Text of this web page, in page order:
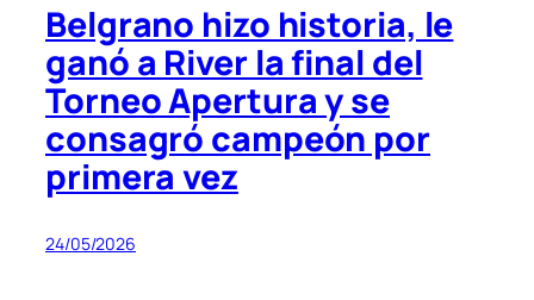
Belgrano hizo historia, le
ganó a River la final del
Torneo Apertura y se
consagró campeón por
primera vez
24/05/2026